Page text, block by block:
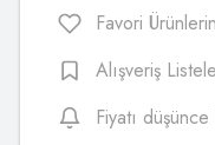
Favori
Alışveriş
Fiyatı